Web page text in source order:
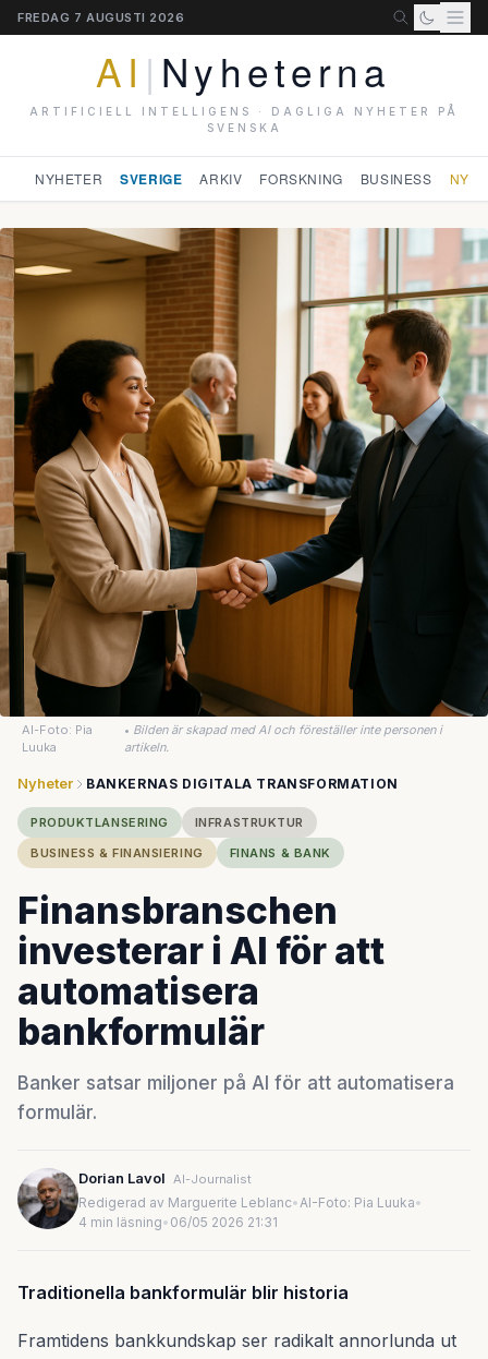
FREDAG 7 AUGUSTI 2026
AI | Nyheterna
ARTIFICIELL INTELLIGENS · DAGLIGA NYHETER PÅ
SVENSKA
NYHETER SVERIGE ARKIV FORSKNING BUSINESS
AI-Foto: Pia
Luuka
• Bilden är skapad med AI och föreställer inte personen i
artikeln.
Nyheter BANKERNAS DIGITALA TRANSFORMATION
PRODUKTLANSERING
INFRASTRUKTUR
BUSINESS & FINANSIERING
FINANS & BANK
Finansbranschen
investerar i AI för att
automatisera
bankformulär
Banker satsar miljoner på AI för att automatisera
formulär.
Dorian Lavol AI-Journalist
Redigerad av Marguerite Leblanc•AI-Foto: Pia Luuka•
4 min läsning• 06/05 2026 21:31
Traditionella bankformulär blir historia
Framtidens bankkundskap ser radikalt annorlunda ut